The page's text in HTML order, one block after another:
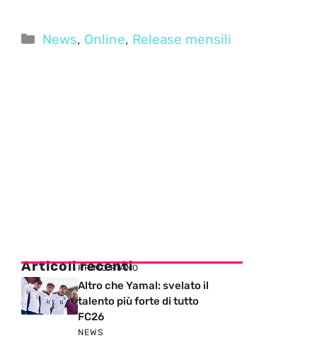
Categorie
News, Online, Release mensili
Articoli recenti
PRIMO PIANO
Altro che Yamal: svelato il
talento più forte di tutto
FC26
NEWS